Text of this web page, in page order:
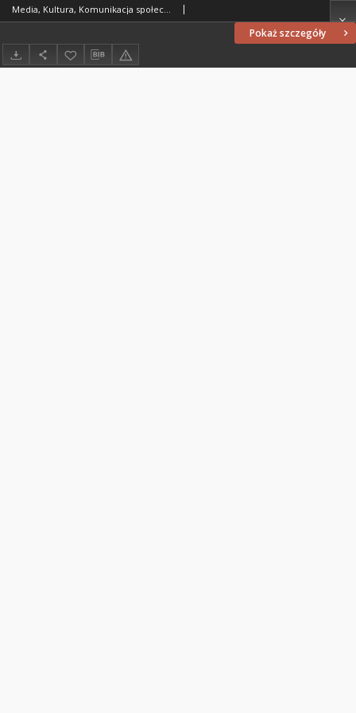
Pokaż szczegóły
Media, Kultura, Komunikacja społeczna 11/3 (2015)